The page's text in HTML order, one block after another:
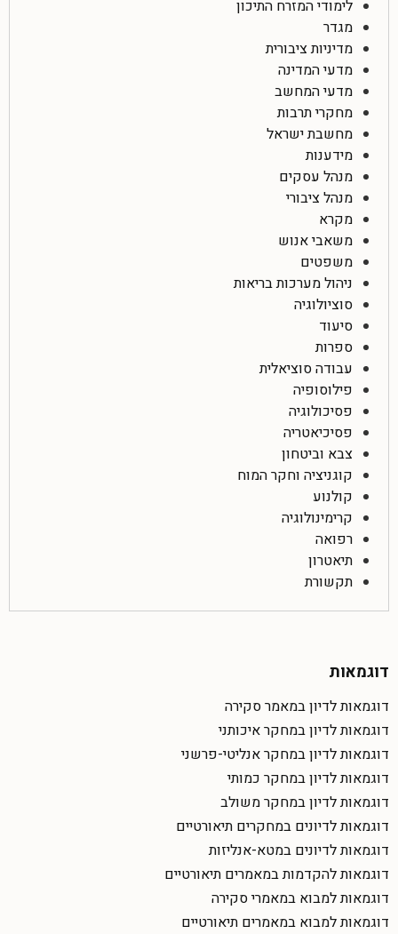
לימודי המזרח התיכון
מגדר
מדיניות ציבורית
מדעי המדינה
מדעי המחשב
מחקרי תרבות
מחשבת ישראל
מידענות
מנהל עסקים
מנהל ציבורי
מקרא
משאבי אנוש
משפטים
ניהול מערכות בריאות
סוציולוגיה
סיעוד
ספרות
עבודה סוציאלית
פילוסופיה
פסיכולוגיה
פסיכיאטריה
צבא וביטחון
קוגניציה וחקר המוח
קולנוע
קרימינולוגיה
רפואה
תיאטרון
תקשורת
דוגמאות
דוגמאות לדיון במאמר סקירה
דוגמאות לדיון במחקר איכותני
דוגמאות לדיון במחקר אנליטי-פרשני
דוגמאות לדיון במחקר כמותי
דוגמאות לדיון במחקר משולב
דוגמאות לדיונים במחקרים תיאורטיים
דוגמאות לדיונים במטא-אנליזות
דוגמאות להקדמות במאמרים תיאורטיים
דוגמאות למבוא במאמרי סקירה
דוגמאות למבוא במאמרים תיאורטיים